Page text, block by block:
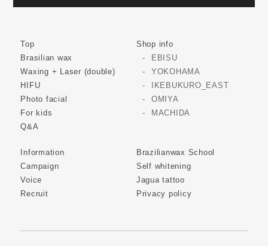
Top
Brasilian wax
Waxing + Laser (double)
HIFU
Photo facial
For kids
Q&A
Shop info
EBISU
YOKOHAMA
IKEBUKURO_EAST
OMIYA
MACHIDA
Information
Campaign
Voice
Recruit
Brazilianwax School
Self whitening
Jagua tattoo
Privacy policy